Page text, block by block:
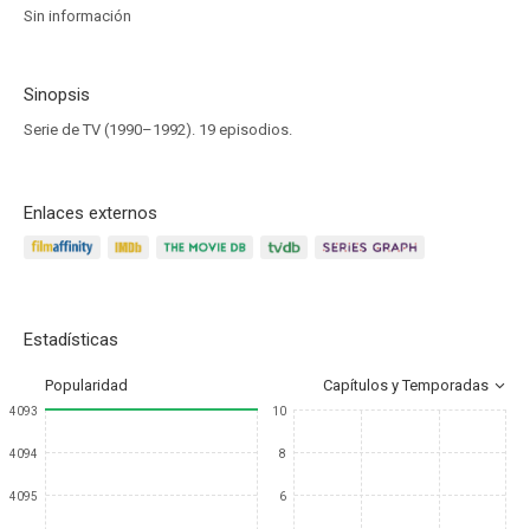
Sin información
Sinopsis
Serie de TV (1990–1992). 19 episodios.
Enlaces externos
Estadísticas
Popularidad Capítulos y Temporadas
4093
4094
4095
10
8
6